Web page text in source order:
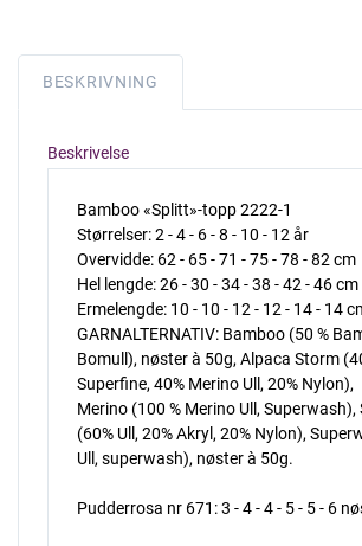
BESKRIVNING
Beskrivelse
Bamboo «Splitt»-topp 2222-1
Størrelser: 2 - 4 - 6 - 8 - 10 - 12 år
Overvidde: 62 - 65 - 71 - 75 - 78 - 82 cm
Hel lengde: 26 - 30 - 34 - 38 - 42 - 46 cm
Ermelengde: 10 - 10 - 12 - 12 - 14 - 14
GARNALTERNATIV: Bamboo (50 %
Bomull), nøster à 50g, Alpaca Storm
Superfine, 40% Merino Ull, 20% Nylon),
Merino (100 % Merino Ull,
(60% Ull, 20% Akryl, 20% Nylon),
Ull, superwash), nøster à 50g.
Pudderrosa nr 671: 3 - 4 - 4 - 5 - 5 - 6